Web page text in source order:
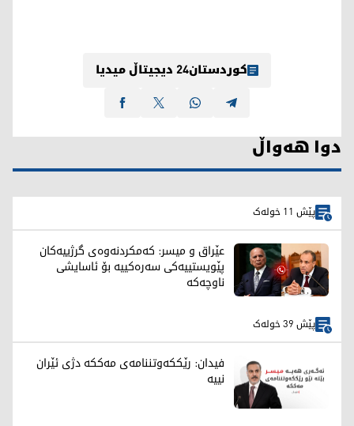
کوردستان24 دیجیتاڵ میدیا
دوا هەواڵ
پێش 11 خولەک
عێراق و میسر: کەمکردنەوەی گرژییەکان
پێویستییەکی سەرەکییە بۆ ئاسایشی
ناوچەکە
پێش 39 خولەک
فیدان: رێککەوتننامەی مەککە دژی ئێران
نییە